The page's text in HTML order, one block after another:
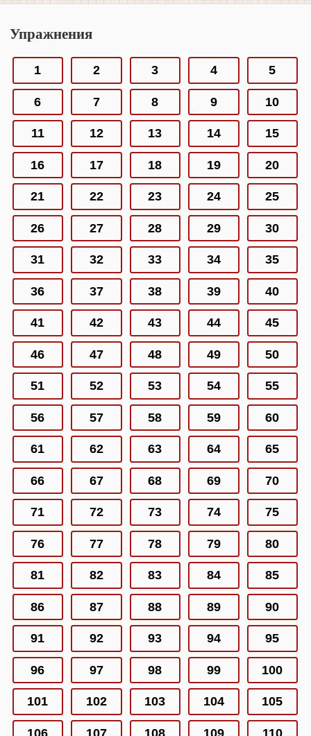
Упражнения
1 2 3 4 5
6 7 8 9 10
11 12 13 14 15
16 17 18 19 20
21 22 23 24 25
26 27 28 29 30
31 32 33 34 35
36 37 38 39 40
41 42 43 44 45
46 47 48 49 50
51 52 53 54 55
56 57 58 59 60
61 62 63 64 65
66 67 68 69 70
71 72 73 74 75
76 77 78 79 80
81 82 83 84 85
86 87 88 89 90
91 92 93 94 95
96 97 98 99 100
101 102 103 104 105
106 107 108 109 110